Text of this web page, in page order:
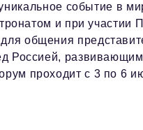
событие в
и при участии
общения
Россией,
проходит с 3 по 6